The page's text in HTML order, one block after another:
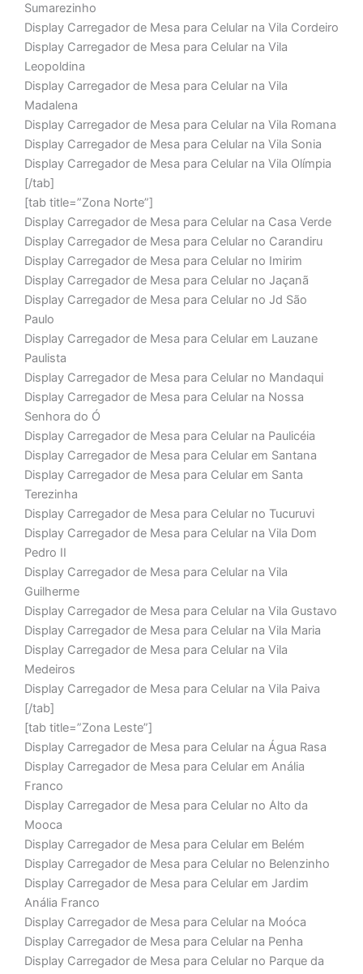
Sumarezinho
Display Carregador de Mesa para Celular na Vila Cordeiro
Display Carregador de Mesa para Celular na Vila
Leopoldina
Display Carregador de Mesa para Celular na Vila
Madalena
Display Carregador de Mesa para Celular na Vila Romana
Display Carregador de Mesa para Celular na Vila Sonia
Display Carregador de Mesa para Celular na Vila Olímpia
[/tab]
[tab title=”Zona Norte”]
Display Carregador de Mesa para Celular na Casa Verde
Display Carregador de Mesa para Celular no Carandiru
Display Carregador de Mesa para Celular no Imirim
Display Carregador de Mesa para Celular no Jaçanã
Display Carregador de Mesa para Celular no Jd São
Paulo
Display Carregador de Mesa para Celular em Lauzane
Paulista
Display Carregador de Mesa para Celular no Mandaqui
Display Carregador de Mesa para Celular na Nossa
Senhora do Ó
Display Carregador de Mesa para Celular na Paulicéia
Display Carregador de Mesa para Celular em Santana
Display Carregador de Mesa para Celular em Santa
Terezinha
Display Carregador de Mesa para Celular no Tucuruvi
Display Carregador de Mesa para Celular na Vila Dom
Pedro II
Display Carregador de Mesa para Celular na Vila
Guilherme
Display Carregador de Mesa para Celular na Vila Gustavo
Display Carregador de Mesa para Celular na Vila Maria
Display Carregador de Mesa para Celular na Vila
Medeiros
Display Carregador de Mesa para Celular na Vila Paiva
[/tab]
[tab title=”Zona Leste”]
Display Carregador de Mesa para Celular na Água Rasa
Display Carregador de Mesa para Celular em Anália
Franco
Display Carregador de Mesa para Celular no Alto da
Mooca
Display Carregador de Mesa para Celular em Belém
Display Carregador de Mesa para Celular no Belenzinho
Display Carregador de Mesa para Celular em Jardim
Anália Franco
Display Carregador de Mesa para Celular na Moóca
Display Carregador de Mesa para Celular na Penha
Display Carregador de Mesa para Celular no Parque da